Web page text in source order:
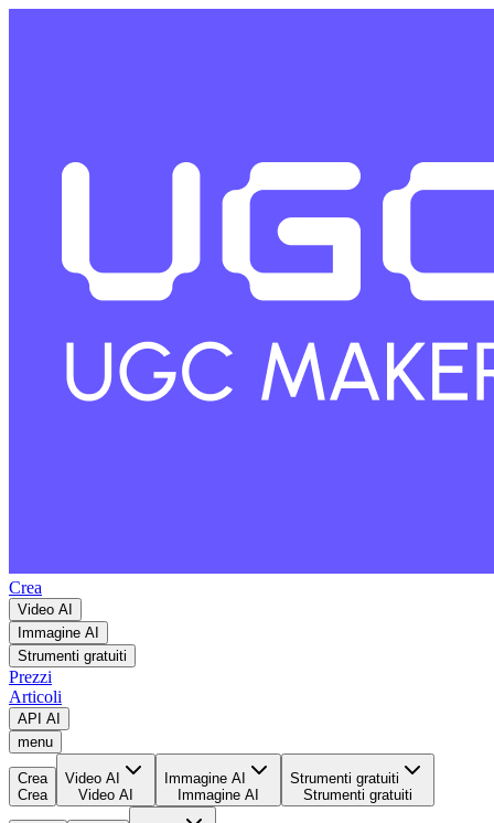
Crea
Video AI
Immagine AI
Strumenti gratuiti
Prezzi
Articoli
API AI
menu
Crea
Crea
Video AI
Video AI
Immagine AI
Immagine AI
Strumenti gratuiti
Strumenti gratuiti